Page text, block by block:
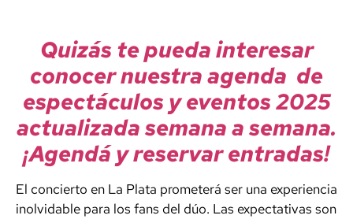
Quizás te pueda interesar
conocer nuestra agenda de
espectáculos y eventos 2025
actualizada semana a semana.
¡Agendá y reservar entradas!
El concierto en La Plata prometerá ser una experiencia
inolvidable para los fans del dúo. Las expectativas son